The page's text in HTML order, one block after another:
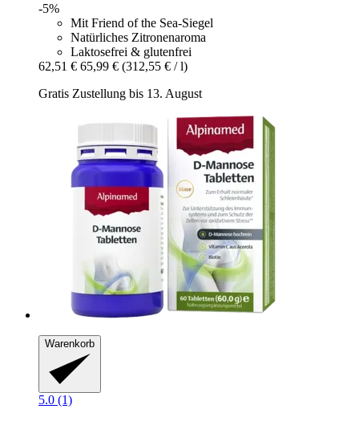
-5%
Mit Friend of the Sea-Siegel
Natürliches Zitronenaroma
Laktosefrei & glutenfrei
62,51 € 65,99 € (312,55 € / l)
Gratis Zustellung bis 13. August
Warenkorb
5.0 (1)